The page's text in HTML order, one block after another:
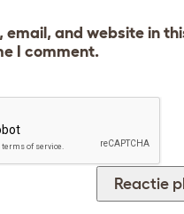
email, and website in
I comment.